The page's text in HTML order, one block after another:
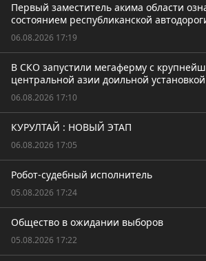
Первый заместитель акима области
состоянием республиканской
06.08.2026 17:19
В СКО запустили мегаферму с
центральной азии доильной установкой
06.08.2026 17:10
КУРУЛТАЙ : НОВЫЙ ЭТАП
06.08.2026 17:05
Робот-судебный исполнитель
05.08.2026 17:24
Общество в ожидании выборов
05.08.2026 17:22